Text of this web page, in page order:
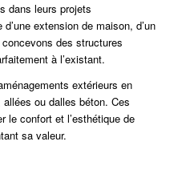
dans leurs projets
d’une extension de maison, d’un
des structures
à l’existant.
extérieurs en
ou dalles béton. Ces
le confort et l’esthétique de
sa valeur.